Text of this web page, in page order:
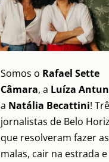
Somos o Rafael Sette
Câmara, a Luíza
a Natália Becattini!
jornalistas de Belo
que resolveram fazer as
malas, cair na estrada